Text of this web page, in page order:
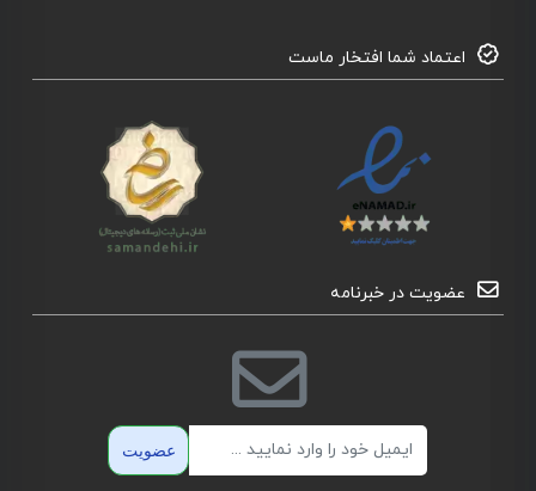
اعتماد شما افتخار ماست
عضویت در خبرنامه
عضویت